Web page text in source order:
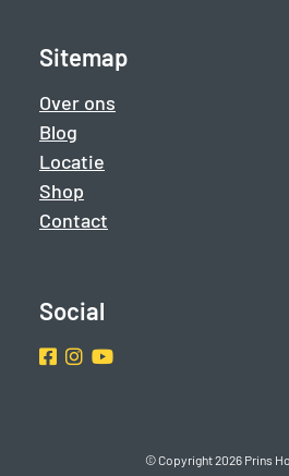
Sitemap
Over ons
Blog
Locatie
Shop
Contact
Social
Facebook
Instragram
Youtube
© Copyright 2026 Prins